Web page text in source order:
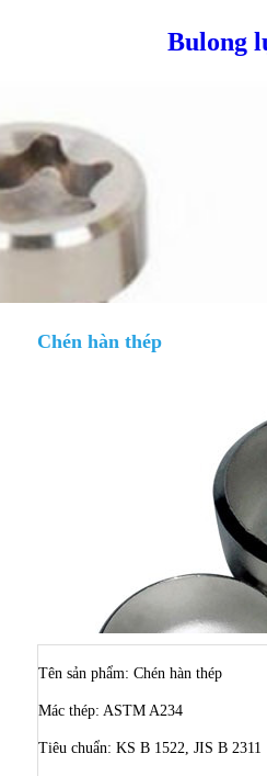
Chén hàn thép
Tên sản phẩm: Chén hàn thép
Mác thép: ASTM A234
Tiêu chuẩn: KS B 1522, JIS B 2311